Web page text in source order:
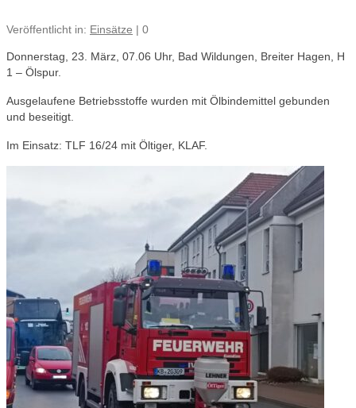
Veröffentlicht in: Einsätze | 0
Donnerstag, 23. März, 07.06 Uhr, Bad Wildungen, Breiter Hagen, H
1 – Ölspur.
Ausgelaufene Betriebsstoffe wurden mit Ölbindemittel gebunden
und beseitigt.
Im Einsatz: TLF 16/24 mit Öltiger, KLAF.